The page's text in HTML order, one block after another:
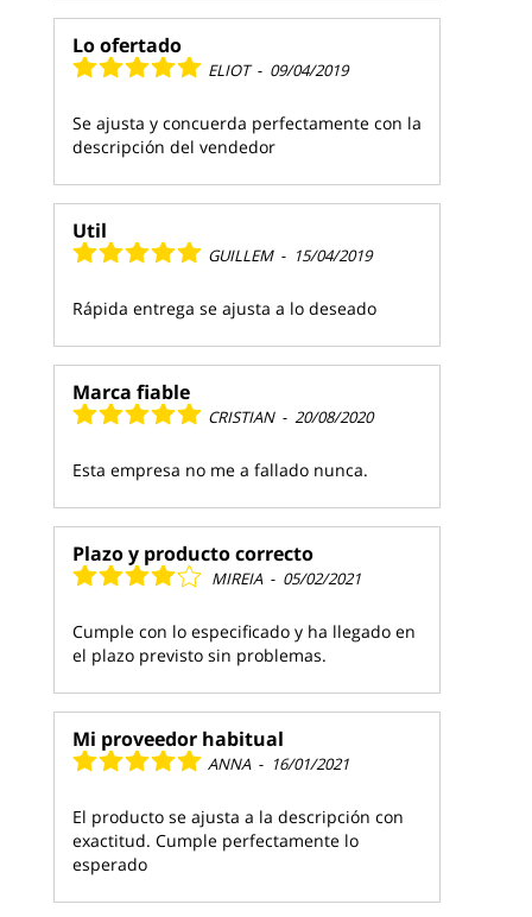
Lo ofertado
ELIOT - 09/04/2019
Se ajusta y concuerda perfectamente con la
descripción del vendedor
Util
GUILLEM - 15/04/2019
Rápida entrega se ajusta a lo deseado
Marca fiable
CRISTIAN - 20/08/2020
Esta empresa no me a fallado nunca.
Plazo y producto correcto
MIREIA - 05/02/2021
Cumple con lo especificado y ha llegado en
el plazo previsto sin problemas.
Mi proveedor habitual
ANNA - 16/01/2021
El producto se ajusta a la descripción con
exactitud. Cumple perfectamente lo
esperado